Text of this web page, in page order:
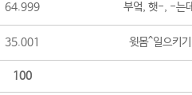
64.999 부엌, 햇-, -는
35.001 윗몸^일으키
100